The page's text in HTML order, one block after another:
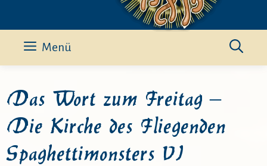
Menü
Das Wort zum Freitag –
Die Kirche des Fliegenden
Spaghettimonsters VI